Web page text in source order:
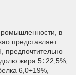
в
представляет
предпочтительно
жира 5÷22,5%,
6,0÷19%,